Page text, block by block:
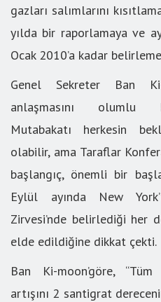
gazları salımlarını
yılda bir raporlamaya ve
Ocak 2010’a kadar
Genel Sekreter Ban
anlaşmasını olumlu
Mutabakatı herkesin
olabilir, ama Taraflar
başlangıç, önemli bir
Eylül ayında New
Zirvesi’nde belirlediği her
elde edildiğine dikkat çekti.
Ban Ki-moon’göre,
artışını 2 santigrat